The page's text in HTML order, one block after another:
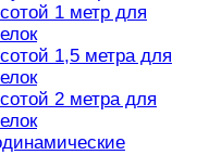
1 метр для
1,5 метра для
2 метра для